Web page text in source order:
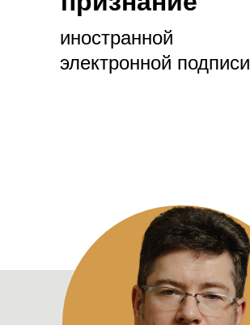
иностранной
электронной подписи